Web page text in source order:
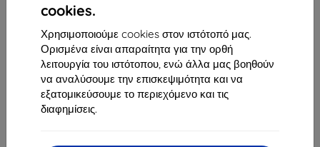
cookies.
Χρησιμοποιούμε cookies στον ιστότοπό μας.
Ορισμένα είναι απαραίτητα για την ορθή
λειτουργία του ιστότοπου, ενώ άλλα μας βοηθούν
να αναλύσουμε την επισκεψιμότητα και να
εξατομικεύσουμε το περιεχόμενο και τις
διαφημίσεις.